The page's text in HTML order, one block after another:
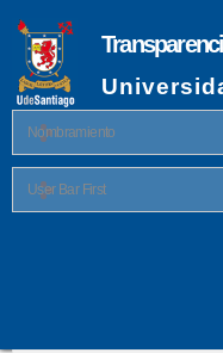
Nombramiento
User Bar First